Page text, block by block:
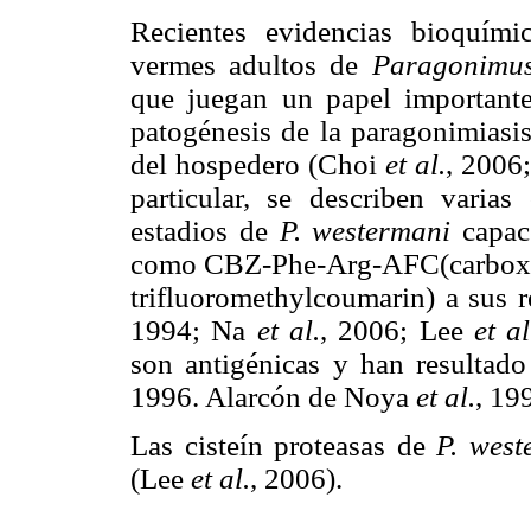
Recientes evidencias
vermes adultos de
que juegan un papel
patogénesis de la
del hospedero (Choi et al.,
particular, se describen
estadios de P. westermani
como CBZ-Phe-Arg-
trifluoromethylcoumarin) a sus
1994; Na et al., 2006; Leeet
son antigénicas y han
1996. Alarcón de Noya et al.,
Las cisteín proteasas de P.
(Lee et al., 2006).